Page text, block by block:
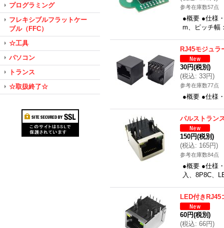
プログラミング
フレキシブルフラットケー
ブル（FFC）
☆工具
パソコン
トランス
☆取扱終了☆
参考在庫数57点
●概要 ●仕様
m、ピッチ幅
RJ45モジュラ
30円(税別)
(税込: 33円)
参考在庫数77点
●概要 ●仕様
パルストラン
150円(税別)
(税込: 165円)
参考在庫数84点
●概要 ●仕様
入、8P8C、
LED付きRJ45
60円(税別)
(税込: 66円)